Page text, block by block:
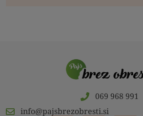
069 968 991
info@pajsbrezobresti.si